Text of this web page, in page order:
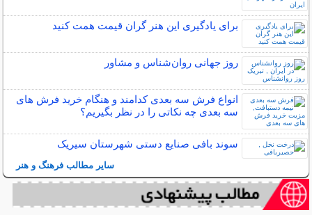
برای یادگیری این هنر گران قیمت همت کنید
روز جهانی روان‌شناس و مشاور
انواع فرش سه بعدی کدامند و هنگام خرید فرش های
سه بعدی چه نکاتی را در نظر بگیریم؟
سوند بافی صنایع دستی شهرستان سیریک
سایر مطالب فرهنگ و هنر